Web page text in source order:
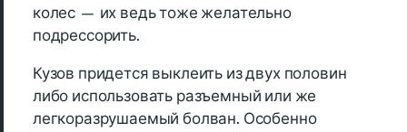
колес — их ведь тоже желательно
подрессорить.
Кузов придется выклеить из двух половин
либо использовать разъемный или же
легкоразрушаемый болван. Особенно